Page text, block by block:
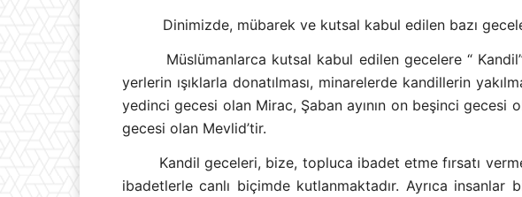
Dinimizde, mübarek ve kutsal kabul edilen bazı
Müslümanlarca kutsal kabul edilen gecelere “
yerlerin ışıklarla donatılması, minarelerde kandillerin
yedinci gecesi olan Mirac, Şaban ayının on beşinci gecesi
gecesi olan Mevlid’tir.
Kandil geceleri, bize, topluca ibadet etme fırsatı
ibadetlerle canlı biçimde kutlanmaktadır. Ayrıca